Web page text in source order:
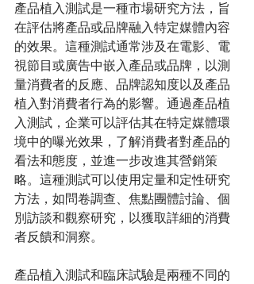
產品植入測試是一種市場研究方法，旨
在評估將產品或品牌融入特定媒體內容
的效果。這種測試通常涉及在電影、電
視節目或廣告中嵌入產品或品牌，以測
量消費者的反應、品牌認知度以及產品
植入對消費者行為的影響。通過產品植
入測試，企業可以評估其在特定媒體環
境中的曝光效果，了解消費者對產品的
看法和態度，並進一步改進其營銷策
略。這種測試可以使用定量和定性研究
方法，如問卷調查、焦點團體討論、個
別訪談和觀察研究，以獲取詳細的消費
者反饋和洞察。
產品植入測試和臨床試驗是兩種不同的